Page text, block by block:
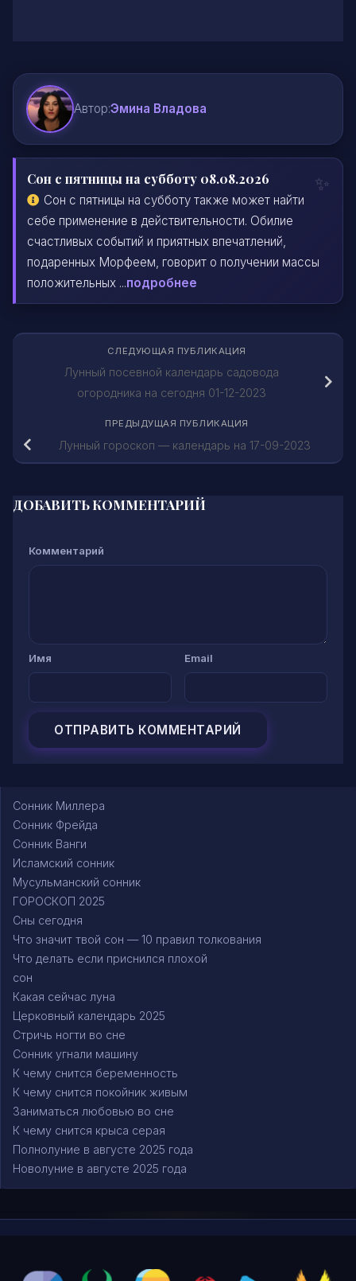
Автор:Эмина Владова
Сон с пятницы на субботу 08.08.2026
Сон с пятницы на субботу также может найти
себе применение в действительности. Обилие
счастливых событий и приятных впечатлений,
подаренных Морфеем, говорит о получении массы
положительных ...подробнее
СЛЕДУЮЩАЯ ПУБЛИКАЦИЯ
Лунный посевной календарь садовода
огородника на сегодня 01-12-2023
ПРЕДЫДУЩАЯ ПУБЛИКАЦИЯ
Лунный гороскоп — календарь на 17-09-2023
ДОБАВИТЬ КОММЕНТАРИЙ
Комментарий
Имя Email
Сонник Миллера
Сонник Фрейда
Сонник Ванги
Исламский сонник
Мусульманский сонник
ГОРОСКОП 2025
Сны сегодня
Что значит твой сон — 10 правил толкования
Что делать если приснился плохой
сон
Какая сейчас луна
Церковный календарь 2025
Стричь ногти во сне
Сонник угнали машину
К чему снится беременность
К чему снится покойник живым
Заниматься любовью во сне
К чему снится крыса серая
Полнолуние в августе 2025 года
Новолуние в августе 2025 года